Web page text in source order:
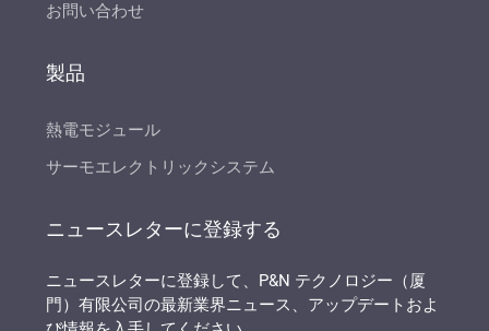
お問い合わせ
製品
熱電モジュール
サーモエレクトリックシステム
ニュースレターに登録する
ニュースレターに登録して、P&N テクノロジー（厦
門）有限公司の最新業界ニュース、アップデートおよ